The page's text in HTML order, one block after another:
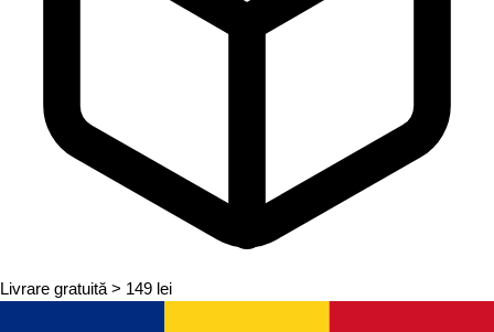
Livrare gratuită > 149 lei